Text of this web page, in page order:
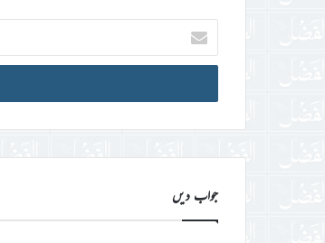
اپنا
ای
میل
ڈی
جواب دیں